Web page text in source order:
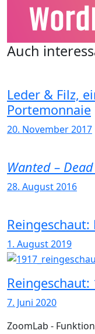
Auch
Leder & Filz,
Portemonnaie
20. November 2017
Wanted –
28. August 2016
Reingeschaut:
1. August 2019
Reingeschaut:
7. Juni 2020
ZoomLab -